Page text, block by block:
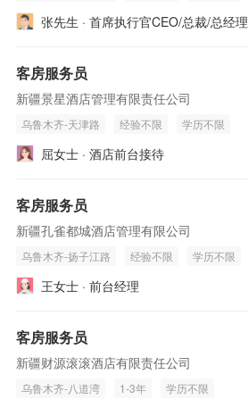
张先生 · 首席执行官CEO/总裁/总经理
客房服务员
新疆景星酒店管理有限责任公司
乌鲁木齐-天津路 经验不限 学历不限
屈女士 · 酒店前台接待
客房服务员
新疆孔雀都城酒店管理有限公司
乌鲁木齐-扬子江路 经验不限 学历不限
王女士 · 前台经理
客房服务员
新疆财源滚滚酒店有限责任公司
乌鲁木齐-八道湾 1-3年 学历不限